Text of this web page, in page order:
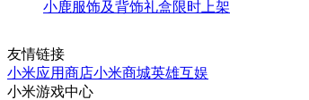
小鹿服饰及背饰礼盒限时上架
友情链接
小米应用商店小米商城英雄互娱
小米游戏中心